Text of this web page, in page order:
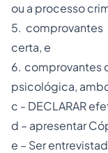
ou a processo
5.
certa, e
6. comprovantes
psicológica,
c - DECLARAR
d – apresentar
e – Ser